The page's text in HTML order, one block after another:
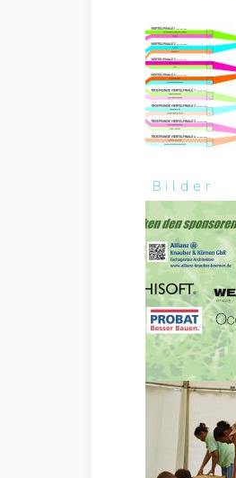
Bilder